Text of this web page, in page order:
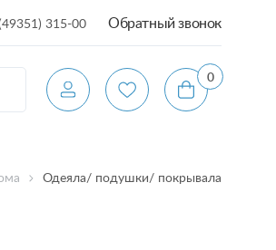
315-00 Обратный звонок
0
Одеяла/ подушки/ покрывала